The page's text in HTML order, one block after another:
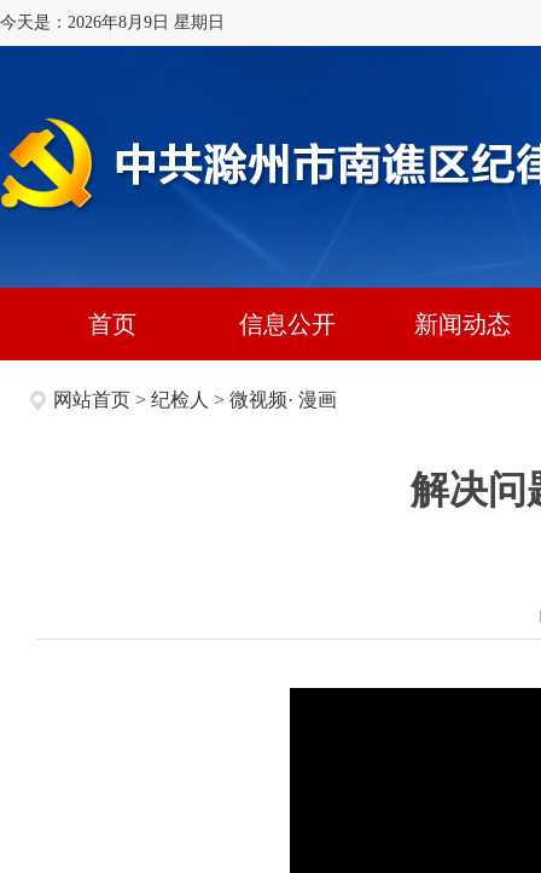
今天是：2026年8月9日 星期日
首页 信息公开 新闻动态
网站首页 > 纪检人 > 微视频· 漫画
解决问